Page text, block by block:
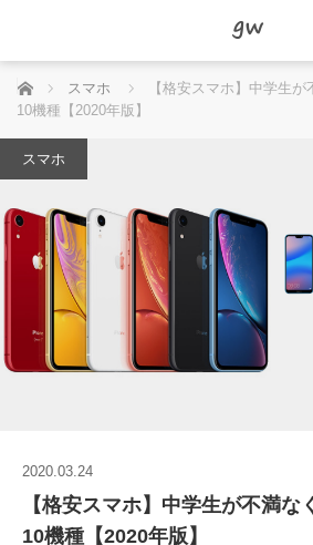
ホーム スマホ
【格安スマホ】中学生
10機種【2020年版】
スマホ
2020.03.24
【格安スマホ】中学生が不満な
10機種【2020年版】